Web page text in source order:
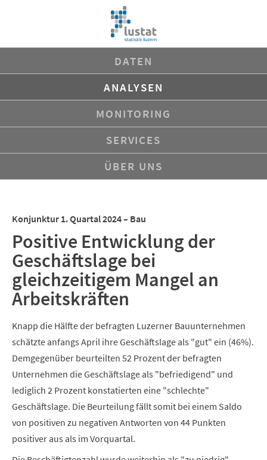
DATEN
ANALYSEN
MONITORING
SERVICES
ÜBER UNS
Konjunktur 1. Quartal 2024 – Bau
Positive Entwicklung der
Geschäftslage bei
gleichzeitigem Mangel an
Arbeitskräften
Knapp die Hälfte der befragten Luzerner Bauunternehmen
schätzte anfangs April ihre Geschäftslage als "gut" ein (46%).
Demgegenüber beurteilten 52 Prozent der befragten
Unternehmen die Geschäftslage als "befriedigend" und
lediglich 2 Prozent konstatierten eine "schlechte"
Geschäftslage. Die Beurteilung fällt somit bei einem Saldo
von positiven zu negativen Antworten von 44 Punkten
positiver aus als im Vorquartal.